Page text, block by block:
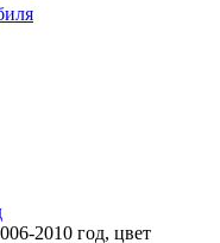
2010 год, цвет